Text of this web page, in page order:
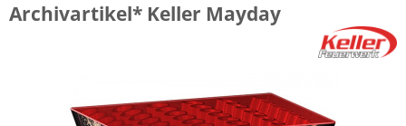
Archivartikel* Keller Mayday